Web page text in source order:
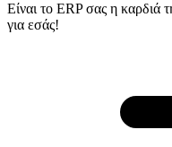
Είναι το ERP σας η καρδιά
για εσάς!